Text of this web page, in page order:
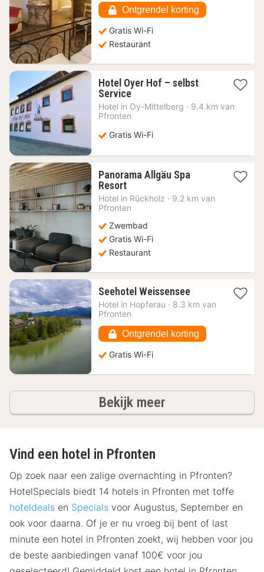
€
Ontgrendel korting
Gratis Wi-Fi
Restaurant
Hotel Oyer Hof – selbst
Service1
nacht
vanaf
€
Hotel in Oy-Mittelberg · 9.4 km van
Pfronten
Gratis Wi-Fi
Panorama Allgäu Spa
Resort1
nacht
vanaf
€
Hotel in Rückholz · 9.2 km van
Pfronten
Zwembad
Gratis Wi-Fi
Restaurant
Seehotel Weissensee1
nacht
€
Hotel in Hopferau · 8.3 km van
Pfronten
Ontgrendel korting
Gratis Wi-Fi
Bekijk meerhotels
Vind een hotel in Pfronten
Op zoek naar een zalige overnachting in Pfronten?
HotelSpecials biedt 14 hotels in Pfronten met toffe
hoteldeals en Specials voor Augustus, September en
ook voor daarna. Of je er nu vroeg bij bent of last
minute een hotel in Pfronten zoekt, wij hebben voor jou
de beste aanbiedingen vanaf 100€ voor jou